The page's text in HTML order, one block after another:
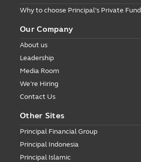
Why to choose Principal’s Private Fund
Our Company
About us
Leadership
Media Room
We’re Hiring
Contact Us
Other Sites
Principal Financial Group
Principal Indonesia
Principal Islamic